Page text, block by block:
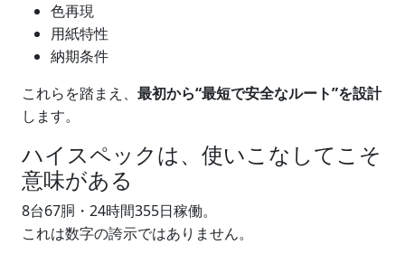
色再現
用紙特性
納期条件
これらを踏まえ、 最初から“最短で安全なルート”を設計
します。
ハイスペックは、使いこなしてこそ
意味がある
8台67胴・24時間355日稼働。
これは数字の誇示ではありません。